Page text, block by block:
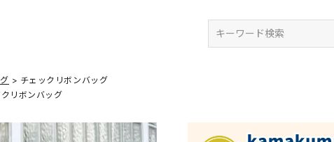
チェックリボンバッグ
リボンバッグ